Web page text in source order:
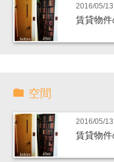
2016/05/13
賃貸物
空間
2016/05/13
賃貸物